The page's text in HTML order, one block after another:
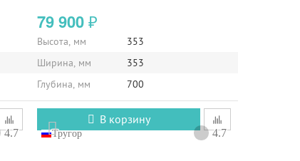
79 900₽
Высота, мм
353
Ширина, мм
353
Глубина, мм
700
В корзину
4.7 Тругор 4.7